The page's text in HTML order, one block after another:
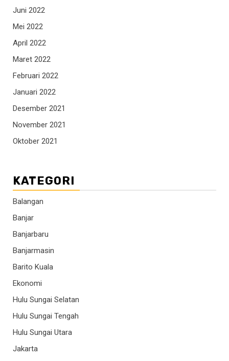
Juni 2022
Mei 2022
April 2022
Maret 2022
Februari 2022
Januari 2022
Desember 2021
November 2021
Oktober 2021
KATEGORI
Balangan
Banjar
Banjarbaru
Banjarmasin
Barito Kuala
Ekonomi
Hulu Sungai Selatan
Hulu Sungai Tengah
Hulu Sungai Utara
Jakarta